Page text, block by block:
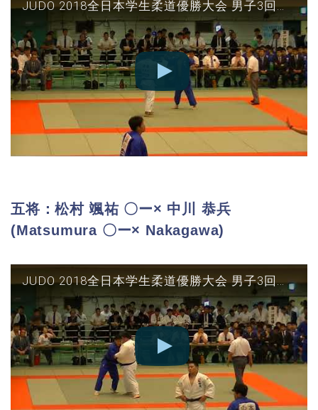
JUDO 2018全日本学生柔道優勝大会 男子3回戦 東海大vs桐蔭横浜 次鋒(後藤○‐△矢野)
五将：松村 颯祐 〇ー× 中川 恭兵
(Matsumura 〇ー× Nakagawa)
JUDO 2018全日本学生柔道優勝大会 男子3回戦 東海大vs桐蔭横浜 五将(松村○‐△中川)